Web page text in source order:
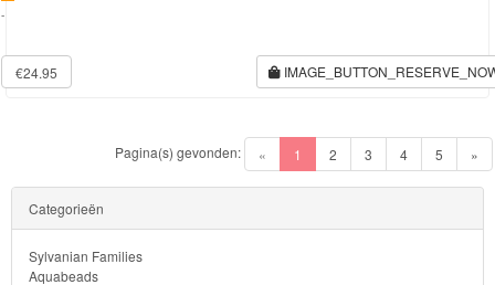
-
€24.95
« 1 (current)
2 3 4 5 »
Pagina(s) gevonden:
Categorieën
Sylvanian Families
Aquabeads